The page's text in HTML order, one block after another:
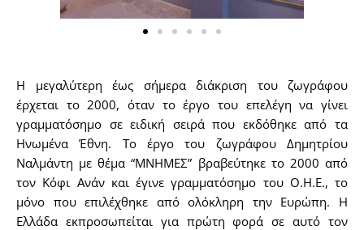
Η μεγαλύτερη έως σήμερα διάκριση του ζωγράφου
έρχεται το 2000, όταν το έργο του επελέγη να γίνει
γραμματόσημο σε ειδική σειρά που εκδόθηκε από τα
Ηνωμένα Έθνη. Το έργο του ζωγράφου Δημητρίου
Ναλμάντη με θέμα “ΜΝΗΜΕΣ” βραβεύτηκε το 2000 από
τον Κόφι Ανάν και έγινε γραμματόσημο του Ο.Η.Ε., το
μόνο που επιλέχθηκε από ολόκληρη την Ευρώπη. Η
Ελλάδα εκπροσωπείται για πρώτη φορά σε αυτό τον